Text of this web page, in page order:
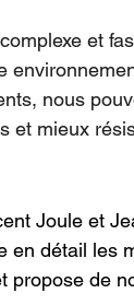
et
nous
et mieux
Joule et
en détail les
propose de